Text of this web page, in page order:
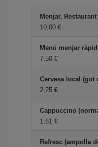
Menjar,
10,00
Menú menjar ràpid
7,50
Cervesa local (got
2,25
Cappuccino
1,61
Refresc (ampolla